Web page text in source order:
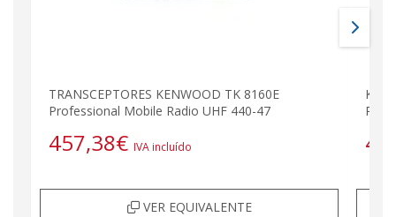
TRANSCEPTORES KENWOOD TK 8160E
Professional Mobile Radio UHF 440-47
457,38€ IVA incluído
VER EQUIVALENTE